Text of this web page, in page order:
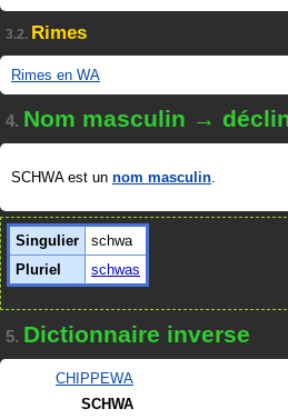
3.2. Rimes
Rimes en WA
4. Nom masculin →
SCHWA est un nom masculin.
Singulier
schwa
Pluriel
schwas
5. Dictionnaire inverse
CHIPPEWA
SCHWA